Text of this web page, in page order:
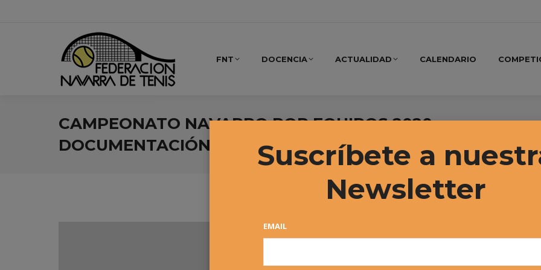
FNT DOCENCIA ACTUALIDAD CALENDARIO
CAMPEONATO NAVARRO POR EQUIPOS 2020 –
DOCUMENTACIÓN
Suscríbete a
Newsletter
EMAIL